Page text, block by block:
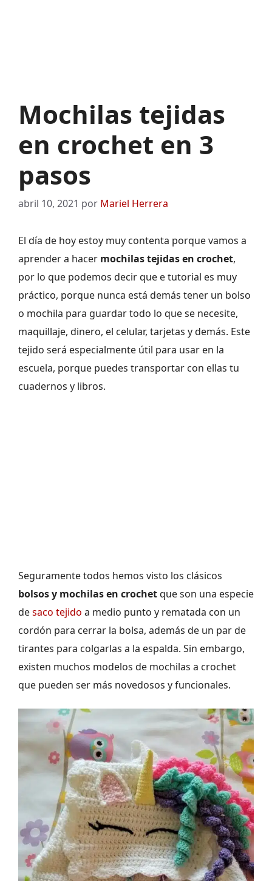
Mochilas tejidas
en crochet en 3
pasos
abril 10, 2021 por Mariel Herrera
El día de hoy estoy muy contenta porque vamos a
aprender a hacer mochilas tejidas en crochet,
por lo que podemos decir que e tutorial es muy
práctico, porque nunca está demás tener un bolso
o mochila para guardar todo lo que se necesite,
maquillaje, dinero, el celular, tarjetas y demás. Este
tejido será especialmente útil para usar en la
escuela, porque puedes transportar con ellas tu
cuadernos y libros.
Seguramente todos hemos visto los clásicos
bolsos y mochilas en crochetque son una especie
desaco tejido a medio punto y rematada con un
cordón para cerrar la bolsa, además de un par de
tirantes para colgarlas a la espalda. Sin embargo,
existen muchos modelos de mochilas a crochet
que pueden ser más novedosos y funcionales.